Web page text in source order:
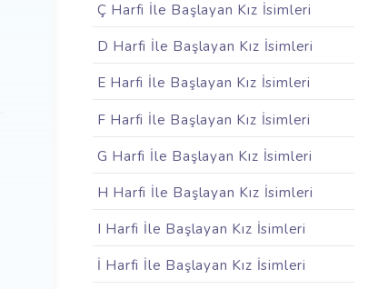
Ç Harfi İle Başlayan Kız İsimleri
D Harfi İle Başlayan Kız İsimleri
E Harfi İle Başlayan Kız İsimleri
F Harfi İle Başlayan Kız İsimleri
G Harfi İle Başlayan Kız İsimleri
H Harfi İle Başlayan Kız İsimleri
I Harfi İle Başlayan Kız İsimleri
İ Harfi İle Başlayan Kız İsimleri